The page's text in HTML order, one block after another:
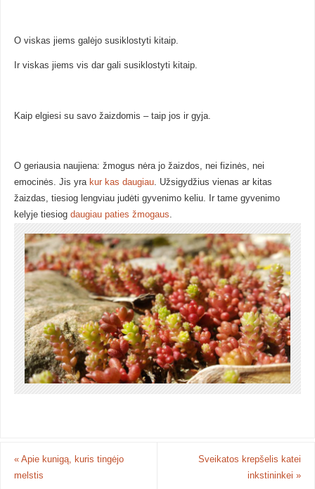
O viskas jiems galėjo susiklostyti kitaip.
Ir viskas jiems vis dar gali susiklostyti kitaip.
Kaip elgiesi su savo žaizdomis – taip jos ir gyja.
O geriausia naujiena: žmogus nėra jo žaizdos, nei fizinės, nei
emocinės. Jis yra kur kas daugiau. Užsigydžius vienas ar kitas
žaizdas, tiesiog lengviau judėti gyvenimo keliu. Ir tame gyvenimo
kelyje tiesiog daugiau paties žmogaus
«Apie kunigą, kuris tingėjo
melstis
Sveikatos krepšelis katei
inkstininkei»